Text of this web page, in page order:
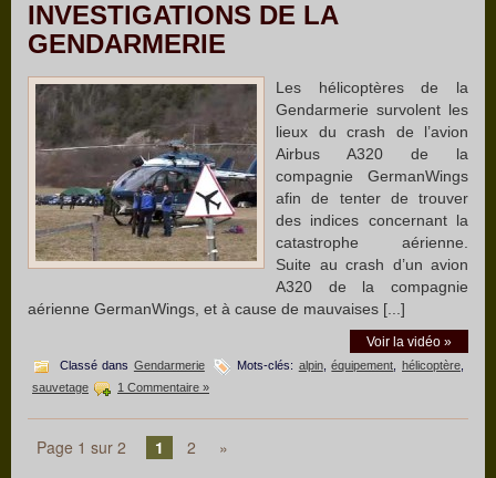
INVESTIGATIONS DE LA
GENDARMERIE
Les hélicoptères de la
Gendarmerie survolent les
lieux du crash de l’avion
Airbus A320 de la
compagnie GermanWings
afin de tenter de trouver
des indices concernant la
catastrophe aérienne.
Suite au crash d’un avion
A320 de la compagnie
aérienne GermanWings, et à cause de mauvaises [...]
Voir la vidéo »
Classé dans Gendarmerie Mots-clés: alpin,équipement hélicoptère
sauvetage
1 Commentaire »
Page 1 sur 2 1 2 »